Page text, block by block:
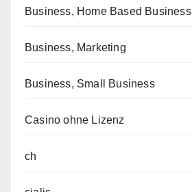
Business, Home Based Business
Business, Marketing
Business, Small Business
Casino ohne Lizenz
ch